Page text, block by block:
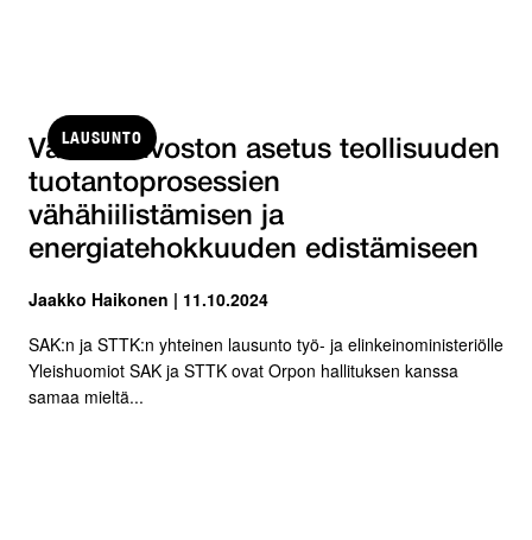
LAUSUNTO
Valtioneuvoston asetus teollisuuden
tuotantoprosessien
vähähiilistämisen ja
energiatehokkuuden edistämiseen
Jaakko Haikonen | 11.10.2024
SAK:n ja STTK:n yhteinen lausunto työ- ja elinkeinoministeriölle
Yleishuomiot SAK ja STTK ovat Orpon hallituksen kanssa
samaa mieltä...